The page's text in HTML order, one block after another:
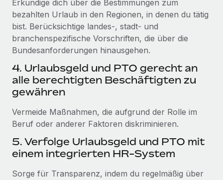
Erkundige dich über die Bestimmungen zum
bezahlten Urlaub in den Regionen, in denen du tätig
bist. Berücksichtige landes-, stadt- und
branchenspezifische Vorschriften, die über die
Bundesanforderungen hinausgehen.
4. Urlaubsgeld und PTO gerecht an
alle berechtigten Beschäftigten zu
gewähren
Vermeide Maßnahmen, die aufgrund der Rolle im
Beruf oder anderer Faktoren diskriminieren.
5. Verfolge Urlaubsgeld und PTO mit
einem integrierten HR-System
Sorge für Transparenz, indem du regelmäßig über